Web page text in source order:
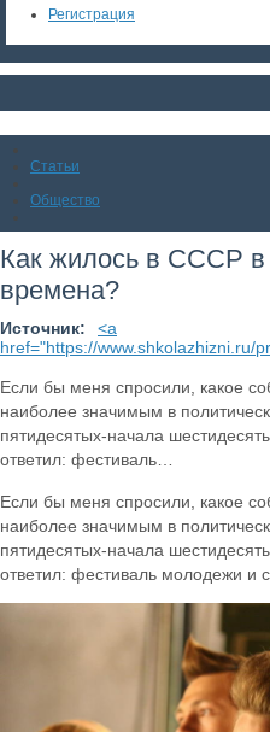
Регистрация
Статьи
Общество
Как жилось в СССР в
времена?
Источник:
<a
href="https://www.shkolazhizni.ru/
Если бы меня спросили, какое
наиболее значимым в
пятидесятых-начала
ответил: фестиваль…
Если бы меня спросили, какое
наиболее значимым в
пятидесятых-начала
ответил: фестиваль молодежи и